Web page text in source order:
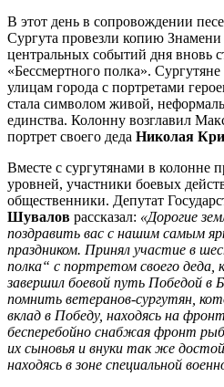
В этот день в сопровождении
Сургута провезли копию
центральных событий дня вновь
«Бессмертного полка».
улицам города с портретами
стала символом живой,
единства. Колонну возглавил
портрет своего деда Николая
Вместе с сургутянами в колонне
уровней, участники боевых
общественники. Депутат
Шувалов рассказал: «Дорогие
поздравить вас с нашим самым
праздником. Принял участие в
полка“ с портретом своего
завершил боевой путь Победой в
помнить ветеранов-сургутян,
вклад в Победу, находясь на
бесперебойно снабжая фронт
их сыновья и внуки так же
находясь в зоне специальной